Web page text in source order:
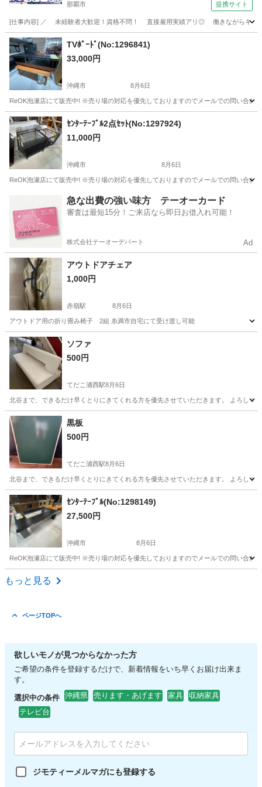
那覇市 提携サイト
[仕事内容] ／ 未経験者大歓迎！資格不問！ 直接雇用実績アリ◎ 働きながらキャリ
沖縄 那覇市 工場
TVﾎﾞｰﾄﾞ(No:1296841)
33,000円
沖縄市 8月6日
ReOK泡瀬店にて販売中! ※売り場の対応を優先しておりますのでメールでの問い合
沖縄 沖縄市 収納家具 電子マネー
ｾﾝﾀｰﾃｰﾌﾞﾙ2点ｾｯﾄ(No:1297924)
11,000円
沖縄市 8月6日
ReOK泡瀬店にて販売中! ※売り場の対応を優先しておりますのでメールでの問い合
テーブル
急な出費の強い味方 テーオーカード
審査は最短15分！ご来店なら即日お借入れ可能！
株式会社テーオーデパート Ad
アウトドアチェア
1,000円
赤嶺駅 8月6日
アウトドア用の折り畳み椅子 2組 糸満市自宅にて受け渡し可能
沖縄 糸満市
ソファ
500円
てだこ浦西駅8月6日
北谷まで、できるだけ早くとりにきてくれる方を優先させていただきます。 よろしく
沖縄 中頭郡 てだこ浦西駅
黒板
500円
てだこ浦西駅8月6日
北谷まで、できるだけ早くとりにきてくれる方を優先させていただきます。 よろしく
沖縄 中頭郡 てだこ浦西駅
ｾﾝﾀｰﾃｰﾌﾞﾙ(No:1298149)
27,500円
沖縄市 8月6日
ReOK泡瀬店にて販売中! ※売り場の対応を優先しておりますのでメールでの問い合
沖縄 沖縄市
もっと見る
ページTOPへ
欲しいモノが見つからなかった方
ご希望の条件を登録するだけで、新着情報をいち早くお届け出来ま
す。
選択中の条件 沖縄県 売ります・あげます 家具
収納家具
テレビ台
ジモティーメルマガにも登録する